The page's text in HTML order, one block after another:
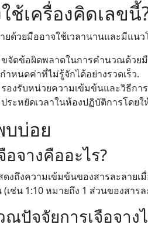
ช้เครื่องคิดเลขนี้
ยด้วยมืออาจใช้เวลานานและมีแน
ขจัดข้อผิดพลาดในการคำนวณด้วย
กำหนดค่าที่ไม่รู้จักได้อย่างรวดเร็ว.
รองรับหน่วยความเข้มข้นและวิธีกา
ประหยัดเวลาในห้องปฏิบัติการโดย
บ่อย
อจางคืออะไร?
ดงถึงความเข้มข้นของสารละลาย
(เช่น 1:10 หมายถึง 1 ส่วนของสา
ปัจจัยการเจือจาง